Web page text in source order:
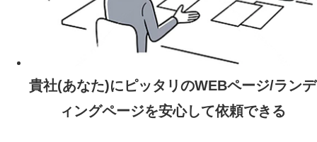
貴社(あなた)にピッタリのWEBページ/ランデ
ィングページを安心して依頼できる